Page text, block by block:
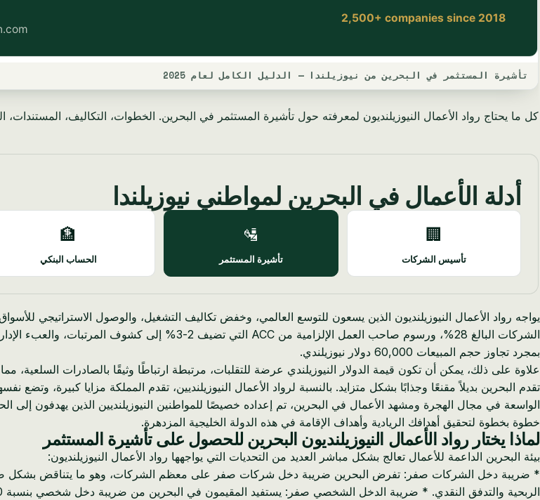
تأشيرة المستثمر في البحرين من نيوزيلندا — الدليل الكامل لعام 2025
كل ما يحتاج رواد الأعمال النيوزيلنديون لمعرفته حول تأشيرة المستثمر في البحرين. الخطوات، التكاليف، المستندات،
أدلة الأعمال في البحرين لمواطني نيوزيلندا
🏢
تأسيس الشركات
🛂
تأشيرة المستثمر
🏦
الحساب البنكي
يواجه رواد الأعمال النيوزيلنديون الذين يسعون للتوسع العالمي، وخفض تكاليف التشغيل، والوصول الاستراتيجي
بمجرد تجاوز حجم المبيعات 60,000 دولار نيوزيلندي.
علاوة على ذلك، يمكن أن تكون قيمة الدولار النيوزيلندي عرضة للتقلبات، مرتبطة ارتباطًا وثيقًا بالصادرات السلعية، مما
تقدم البحرين بديلاً مقنعًا وجذابًا بشكل متزايد. بالنسبة لرواد الأعمال النيوزيلنديين، تقدم المملكة مزايا كبيرة،
خطوة بخطوة لتحقيق أهدافك الريادية وأهداف الإقامة في هذه الدولة الخليجية المزدهرة.
لماذا يختار رواد الأعمال النيوزيلنديون البحرين للحصول على تأشيرة المستثمر
بيئة البحرين الداعمة للأعمال تعالج بشكل مباشر العديد من التحديات التي يواجهها رواد الأعمال النيوزيلنديون:
الربحية والتدفق النقدي. * ضريبة الدخل الشخصي صفر: يستفيد المقيمون في البحرين من ضريبة دخل شخصي بنسبة 0%، مما يسمح للأفراد بالاحتفاظ بجزء أكبر من دخلهم.